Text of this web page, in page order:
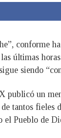
conforme
últimas
siendo
publicó un
tantos
Pueblo de